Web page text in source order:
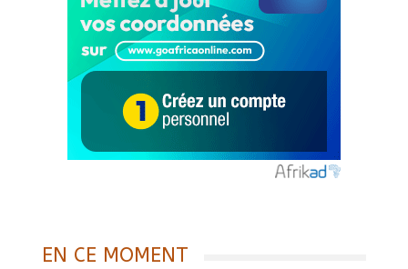
EN CE MOMENT